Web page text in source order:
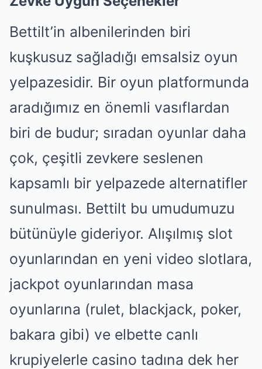
Bettilt’in albenilerinden biri
kuşkusuz sağladığı emsalsiz oyun
yelpazesidir. Bir oyun platformunda
aradığımız en önemli vasıflardan
biri de budur; sıradan oyunlar daha
çok, çeşitli zevkere seslenen
kapsamlı bir yelpazede alternatifler
sunulması. Bettilt bu umudumuzu
bütünüyle gideriyor. Alışılmış slot
oyunlarından en yeni video slotlara,
jackpot oyunlarından masa
oyunlarına (rulet, blackjack, poker,
bakara gibi) ve elbette canlı
krupiyelerle casino tadına dek her